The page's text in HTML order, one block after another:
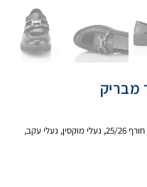
חורף 25/26 , נעלי מוקסין, נעלי עקב,